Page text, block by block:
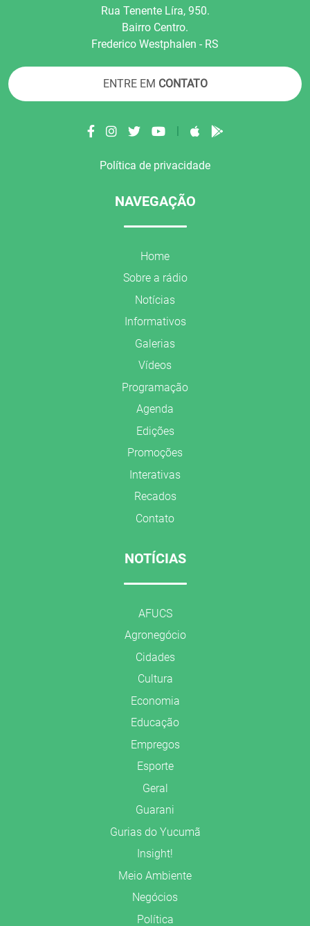
Rua Tenente Líra, 950.
Bairro Centro.
Frederico Westphalen - RS
ENTRE EM CONTATO
Política de privacidade
NAVEGAÇÃO
Home
Sobre a rádio
Notícias
Informativos
Galerias
Vídeos
Programação
Agenda
Edições
Promoções
Interativas
Recados
Contato
NOTÍCIAS
AFUCS
Agronegócio
Cidades
Cultura
Economia
Educação
Empregos
Esporte
Geral
Guarani
Gurias do Yucumã
Insight!
Meio Ambiente
Negócios
Política